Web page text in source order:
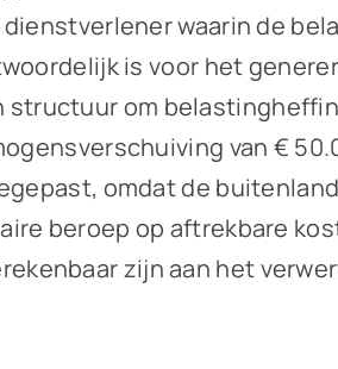
dienstverlener waarin de
is voor het
structuur om
van €
omdat de
beroep op aftrekbare
zijn aan het